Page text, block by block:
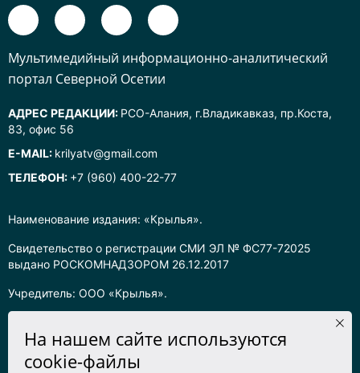
Наименование издания: «Крылья».
Свидетельство о регистрации СМИ ЭЛ № ФС77-72025
выдано РОСКОМНАДЗОРОМ 26.12.2017
Учредитель: ООО «Крылья».
Информация на сайте предназначена для лиц старше 16 лет.
Mультимедийный информационно-аналитический
портал Северной Осетии
АДРЕС РЕДАКЦИИ: РСО-Алания, г.Владикавказ, пр.Коста,
83, офис 56
E-MAIL: krilyatv@gmail.com
ТЕЛЕФОН: +7 (960) 400-22-77
На нашем сайте используются
cookie-файлы